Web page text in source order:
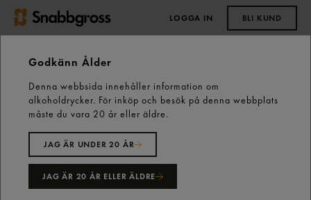
LOGGA IN BLI KUND
Start Vårt sortiment
Skafferiet
Pasta, Ris & Mos
Ris Sushiris 20kg Lotus
Godkänn Ålder
Denna webbsida innehåller information om
alkoholdrycker. För inköp och besök på denna webbplats
måste du vara 20 år eller äldre.
JAG ÄR UNDER 20 ÅR
JAG ÄR 20 ÅR ELLER ÄLDRE